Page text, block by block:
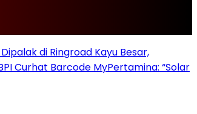
di Ringroad Kayu Besar,
Curhat Barcode MyPertamina: “Solar